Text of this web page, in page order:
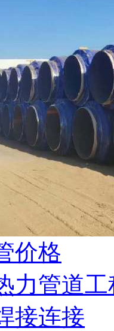
价格
力管道工
接连接